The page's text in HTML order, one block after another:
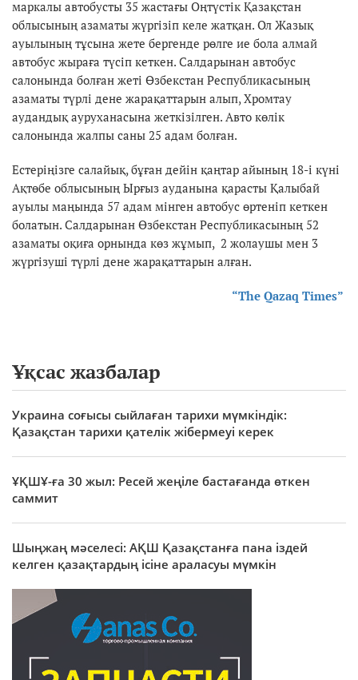
маркалы автобусты 35 жастағы Оңтүстік Қазақстан
облысының азаматы жүргізіп келе жатқан. Ол Жазық
ауылының тұсына жете бергенде рөлге ие бола алмай
автобус жыраға түсіп кеткен. Салдарынан автобус
салонында болған жеті Өзбекстан Республикасының
азаматы түрлі дене жарақаттарын алып, Хромтау
аудандық ауруханасына жеткізілген. Авто көлік
салонында жалпы саны 25 адам болған.
Естеріңізге салайық, бұған дейін қаңтар айының 18-і күні
Ақтөбе облысының Ырғыз ауданына қарасты Қалыбай
ауылы маңында 57 адам мінген автобус өртеніп кеткен
болатын. Салдарынан Өзбекстан Республикасының 52
азаматы оқиға орнында көз жұмып, 2 жолаушы мен 3
жүргізуші түрлі дене жарақаттарын алған.
“The Qazaq Times”
Ұқсас жазбалар
Украина соғысы сыйлаған тарихи мүмкіндік:
Қазақстан тарихи қателік жібермеуі керек
ҰҚШҰ-ға 30 жыл: Ресей жеңіле бастағанда өткен
саммит
Шыңжаң мәселесі: АҚШ Қазақстанға пана іздей
келген қазақтардың ісіне араласуы мүмкін